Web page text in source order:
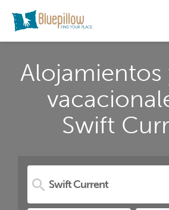
Alojamientos
Swift